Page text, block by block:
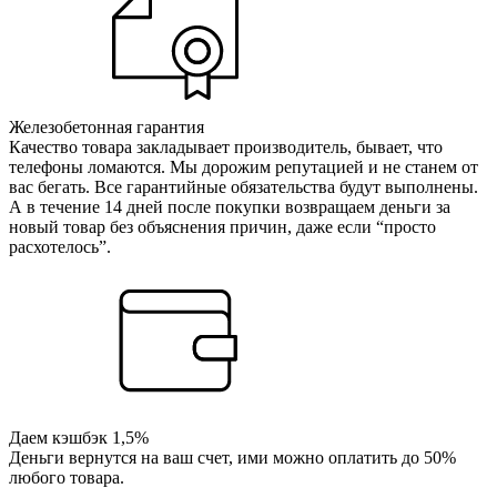
Железобетонная гарантия
Качество товара закладывает производитель, бывает, что
телефоны ломаются. Мы дорожим репутацией и не станем от
вас бегать. Все гарантийные обязательства будут выполнены.
А в течение 14 дней после покупки возвращаем деньги за
новый товар без объяснения причин, даже если “просто
расхотелось”.
Даем кэшбэк 1,5%
Деньги вернутся на ваш счет, ими можно оплатить до 50%
любого товара.